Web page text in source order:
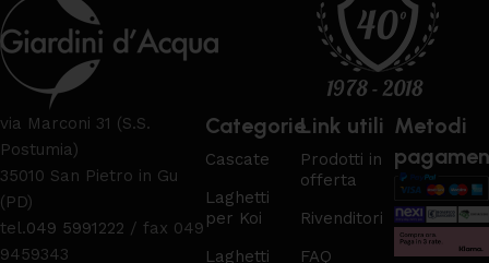
via Marconi 31 (S.S.
Postumia)
35010 San Pietro in Gu
(PD)
tel.049 5991222 / fax 049
9459343
Categorie
Cascate
Laghetti
per Koi
Laghetti
Link utili
Prodotti in
offerta
Rivenditori
FAQ
Metodi